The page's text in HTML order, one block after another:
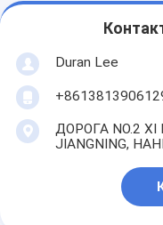
Duran Lee
ДОРОГА NO.2
JIANGNING,